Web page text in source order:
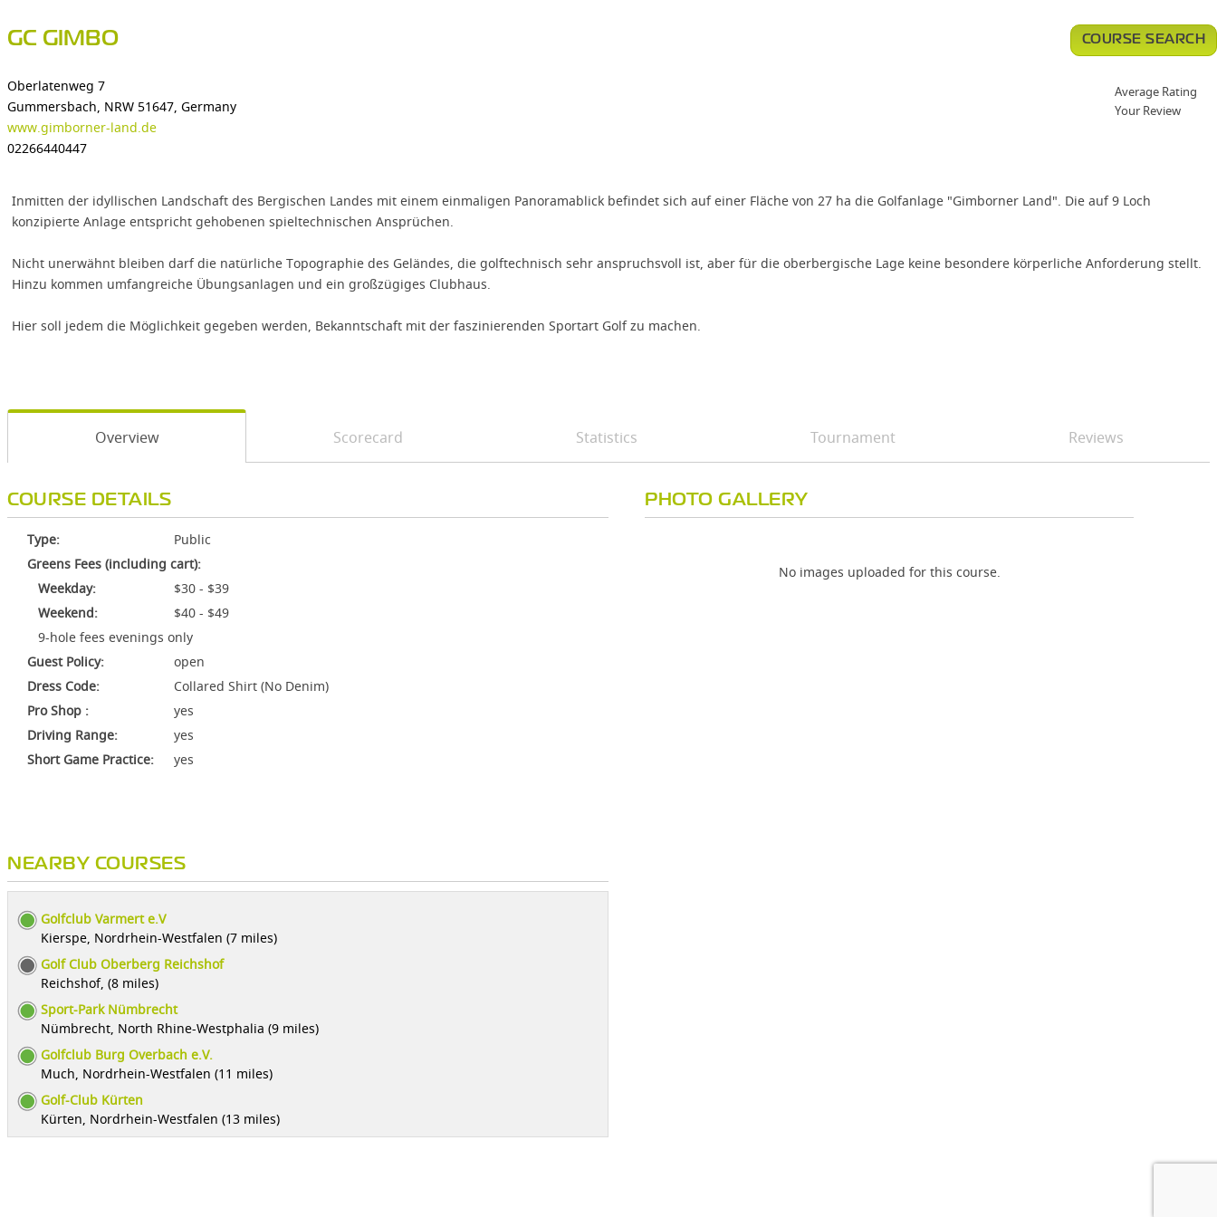
GC GIMBO
Oberlatenweg 7
Gummersbach, NRW 51647, Germany
www.gimborner-land.de
02266440447
Inmitten der idyllischen Landschaft des Bergischen Landes mit einem einmaligen Panoramablick befindet sich auf einer Fläche von 27 ha die Golfanlage "Gimborner Land". Die auf 9 Loch
konzipierte Anlage entspricht gehobenen spieltechnischen Ansprüchen.
Nicht unerwähnt bleiben darf die natürliche Topographie des Geländes, die golftechnisch sehr anspruchsvoll ist, aber für die oberbergische Lage keine besondere körperliche Anforderung stellt.
Hinzu kommen umfangreiche Übungsanlagen und ein großzügiges Clubhaus.
Hier soll jedem die Möglichkeit gegeben werden, Bekanntschaft mit der faszinierenden Sportart Golf zu machen.
COURSE SEARCH
Average Rating
Your Review
Overview Scorecard Statistics Tournament Reviews
COURSE DETAILS
Type:
Public
Greens Fees (including cart):
Weekday:
$30 - $39
Weekend:
$40 - $49
9-hole fees evenings only
Guest Policy:
open
Dress Code:
Collared Shirt (No Denim)
Pro Shop :
yes
Driving Range:
yes
Short Game Practice:
yes
NEARBY COURSES
Golfclub Varmert e.V
Kierspe, Nordrhein-Westfalen (7 miles)
Golf Club Oberberg Reichshof
Reichshof, (8 miles)
Sport-Park Nümbrecht
Nümbrecht, North Rhine-Westphalia (9 miles)
Golfclub Burg Overbach e.V.
Much, Nordrhein-Westfalen (11 miles)
Golf-Club Kürten
Kürten, Nordrhein-Westfalen (13 miles)
PHOTO GALLERY
No images uploaded for this course.